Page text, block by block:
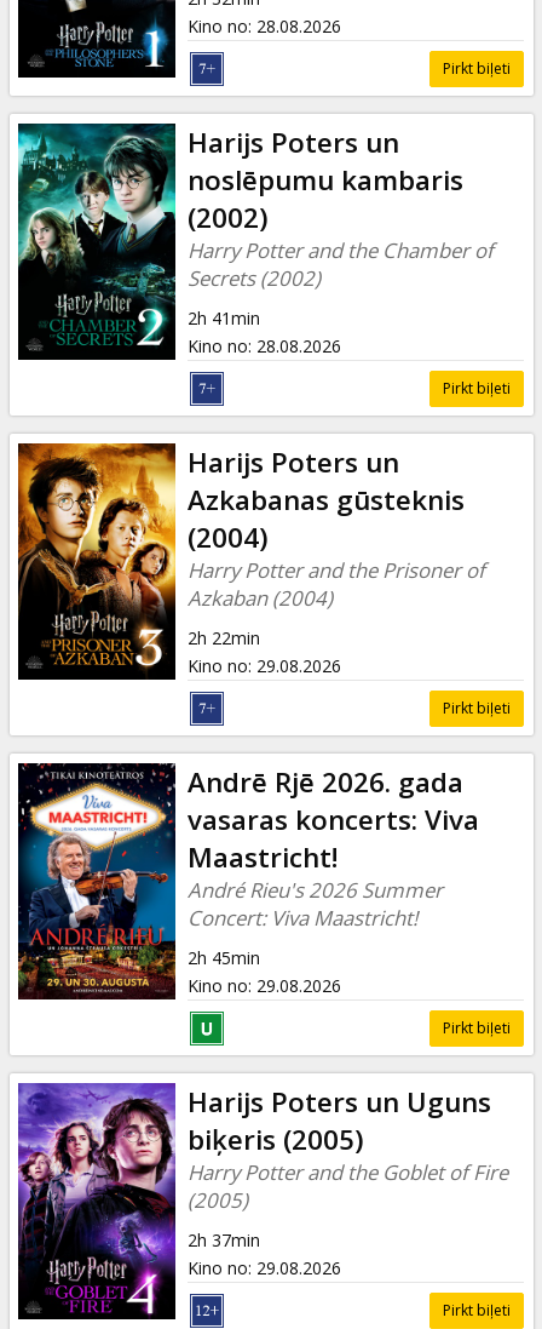
Kino no: 28.08.2026
Pirkt biļeti
Harijs Poters un
noslēpumu kambaris
(2002)
Harry Potter and the Chamber of
Secrets (2002)
2h 41min
Kino no: 28.08.2026
Pirkt biļeti
Harijs Poters un
Azkabanas gūsteknis
(2004)
Harry Potter and the Prisoner of
Azkaban (2004)
2h 22min
Kino no: 29.08.2026
Pirkt biļeti
Andrē Rjē 2026. gada
vasaras koncerts: Viva
Maastricht!
André Rieu's 2026 Summer
Concert: Viva Maastricht!
2h 45min
Kino no: 29.08.2026
Pirkt biļeti
Harijs Poters un Uguns
biķeris (2005)
Harry Potter and the Goblet of Fire
(2005)
2h 37min
Kino no: 29.08.2026
Pirkt biļeti